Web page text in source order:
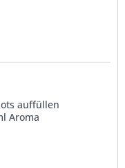
auffüllen
Aroma